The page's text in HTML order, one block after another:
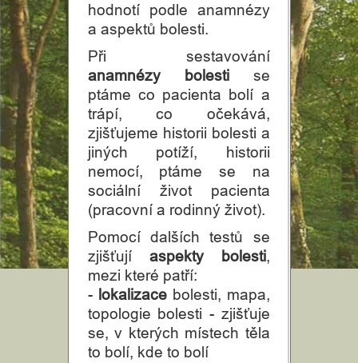
Domovská
stránka
Osobní
asistence
Dekubity
Hospicová
péče
Různé
Informace
hodnotí podle anamnézy
a aspektů bolesti.
Při sestavování
anamnézy bolestise
ptáme co pacienta bolí a
trápí, co očekává,
zjišťujeme historii bolesti a
jiných potíží, historii
nemocí, ptáme se na
sociální život pacienta
(pracovní a rodinný život).
Pomocí dalších testů se
zjišťují aspekty bolesti,
mezi které patří:
- lokalizacebolesti, mapa,
topologie bolesti - zjišťuje
se, v kterých místech těla
to bolí, kde to bolí